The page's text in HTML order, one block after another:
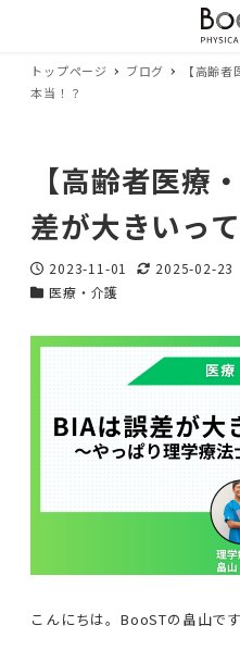
トップページ ブログ
【高齢
本当！？
【高齢者医療
差が大きいっ
投稿日
2023-11-01
更新日
2025-02-23
カテゴリー
医療・介護
こんにちは。BooSTの畠山です